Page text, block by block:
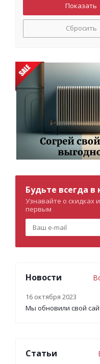
Сбросить
Будьте всегда в
Узнавайте о скидках
первым
Новости
16 октября 2023
Мы обновили свой
Статьи